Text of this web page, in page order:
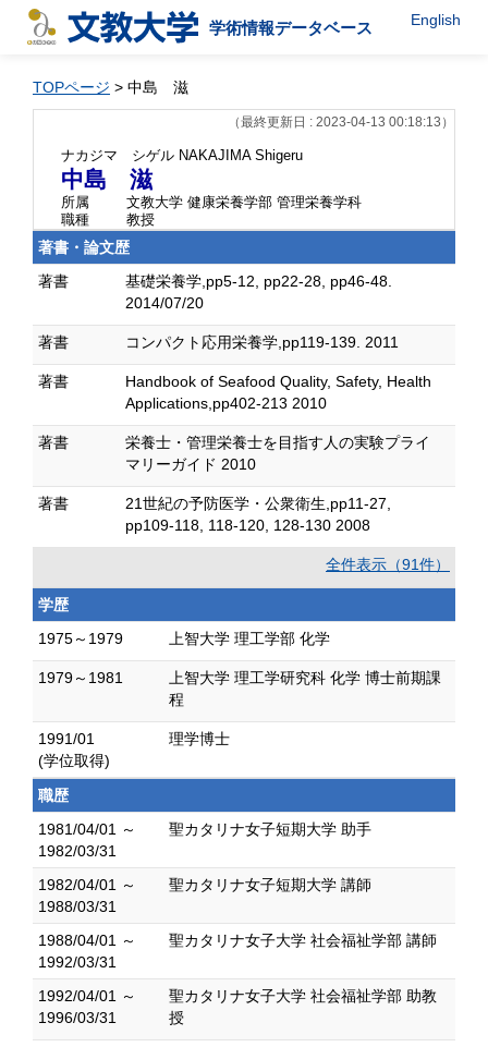
学術情報データベース English
TOPページ > 中島 滋
（最終更新日 : 2023-04-13 00:18:13）
ナカジマ シゲル NAKAJIMA Shigeru
中島 滋
所属
文教大学 健康栄養学部 管理栄養学科
職種
教授
著書・論文歴
著書
基礎栄養学,pp5-12, pp22-28, pp46-48.
2014/07/20
著書 コンパクト応用栄養学,pp119-139. 2011
著書
Handbook of Seafood Quality, Safety, Health
Applications,pp402-213 2010
著書
栄養士・管理栄養士を目指す人の実験プライ
マリーガイド 2010
著書
21世紀の予防医学・公衆衛生,pp11-27,
pp109-118, 118-120, 128-130 2008
全件表示（91件）
学歴
1975～1979
上智大学 理工学部 化学
1979～1981
上智大学 理工学研究科 化学 博士前期課
程
1991/01
(学位取得)
理学博士
職歴
1981/04/01 ～
1982/03/31
聖カタリナ女子短期大学 助手
1982/04/01 ～
1988/03/31
聖カタリナ女子短期大学 講師
1988/04/01 ～
1992/03/31
聖カタリナ女子大学 社会福祉学部 講師
1992/04/01 ～
1996/03/31
聖カタリナ女子大学 社会福祉学部 助教
授